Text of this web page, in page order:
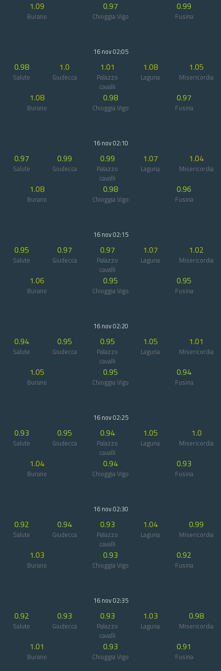
1.09
Burano
0.97
Chioggia Vigo
0.99
Fusina
16 nov 02:05
0.98
Salute
1.0
Giudecca
1.01
Palazzo
cavalli
1.08
Laguna
1.05
Misericordia
1.08
Burano
0.98
Chioggia Vigo
0.97
Fusina
16 nov 02:10
0.97
Salute
0.99
Giudecca
0.99
Palazzo
cavalli
1.07
Laguna
1.04
Misericordia
1.08
Burano
0.98
Chioggia Vigo
0.96
Fusina
16 nov 02:15
0.95
Salute
0.97
Giudecca
0.97
Palazzo
cavalli
1.07
Laguna
1.02
Misericordia
1.06
Burano
0.95
Chioggia Vigo
0.95
Fusina
16 nov 02:20
0.94
Salute
0.95
Giudecca
0.95
Palazzo
cavalli
1.05
Laguna
1.01
Misericordia
1.05
Burano
0.95
Chioggia Vigo
0.94
Fusina
16 nov 02:25
0.93
Salute
0.95
Giudecca
0.94
Palazzo
cavalli
1.05
Laguna
1.0
Misericordia
1.04
Burano
0.94
Chioggia Vigo
0.93
Fusina
16 nov 02:30
0.92
Salute
0.94
Giudecca
0.93
Palazzo
cavalli
1.04
Laguna
0.99
Misericordia
1.03
Burano
0.93
Chioggia Vigo
0.92
Fusina
16 nov 02:35
0.92
Salute
0.93
Giudecca
0.93
Palazzo
cavalli
1.03
Laguna
0.98
Misericordia
1.01
Burano
0.93
Chioggia Vigo
0.91
Fusina